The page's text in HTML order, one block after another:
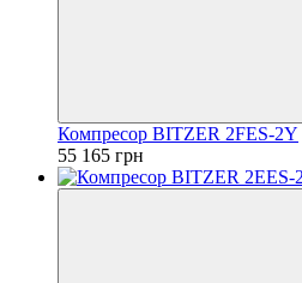
Компресор BITZER 2FES-2Y
55 165 грн